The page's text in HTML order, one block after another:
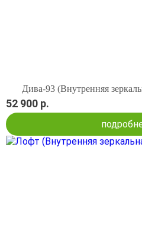
Дива-93 (Внутренняя
52 900 р.